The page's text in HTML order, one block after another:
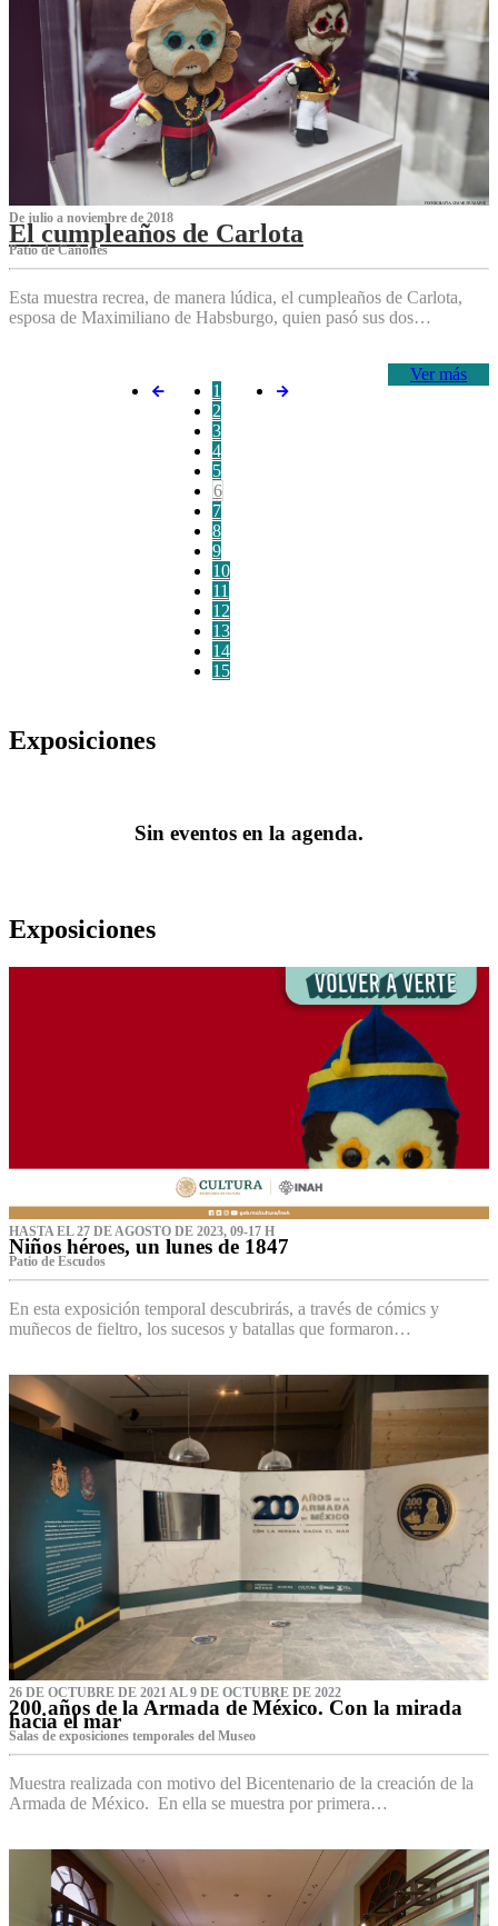
De julio a noviembre de 2018
El cumpleaños de Carlota
Patio de Cañones
Esta muestra recrea, de manera lúdica, el cumpleaños de Carlota,
esposa de Maximiliano de Habsburgo, quien pasó sus dos…
Ver más
1
2
3
4
5
6
7
8
9
10
11
12
13
14
15
Exposiciones
Sin eventos en la agenda.
Exposiciones
HASTA EL 27 DE AGOSTO DE 2023, 09-17 H
Niños héroes, un lunes de 1847
Patio de Escudos
En esta exposición temporal descubrirás, a través de cómics y
muñecos de fieltro, los sucesos y batallas que formaron…
26 DE OCTUBRE DE 2021 AL 9 DE OCTUBRE DE 2022
200 años de la Armada de México. Con la mirada
hacia el mar
Salas de exposiciones temporales del Museo‌
Muestra realizada con motivo del Bicentenario de la creación de la
Armada de México. En ella se muestra por primera…